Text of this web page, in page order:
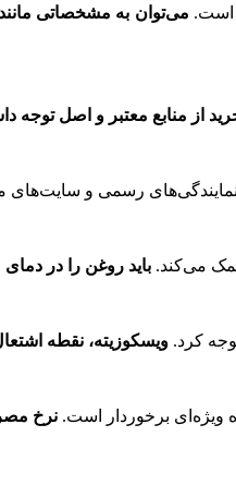
می‌توان به مشخصاتی
از منابع معتبر و اصل توجه
باید روغن را در
کرد. ویسکوزیته، نقطه
نرخ